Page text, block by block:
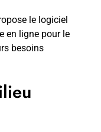
le logiciel
en ligne pour le
besoins